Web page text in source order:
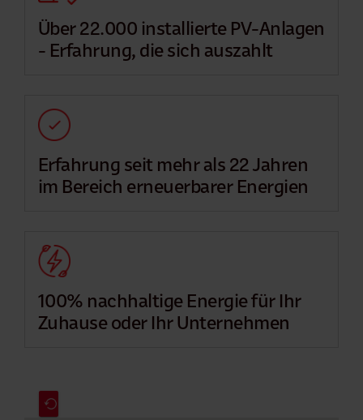
Über 22.000 installierte PV-Anlagen
- Erfahrung, die sich auszahlt
Erfahrung seit mehr als 22 Jahren
im Bereich erneuerbarer Energien
100% nachhaltige Energie für Ihr
Zuhause oder Ihr Unternehmen